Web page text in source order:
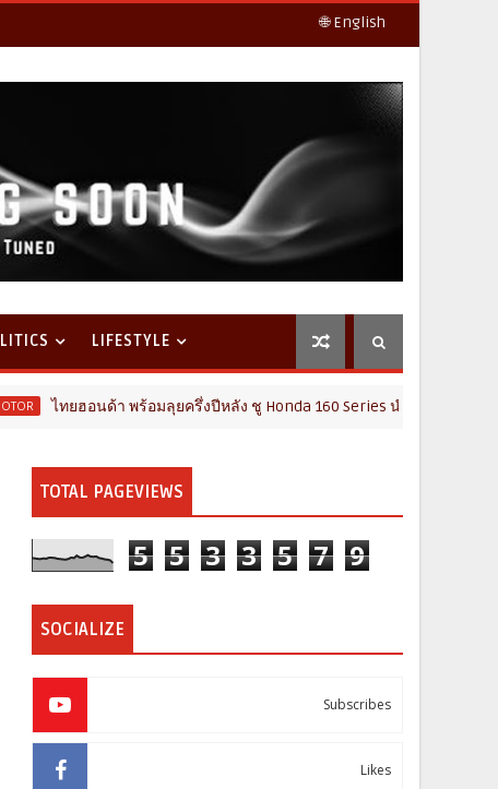
🌐 English
LIFESTYLE
ด้า พร้อมลุยครึ่งปีหลัง ชู Honda 160 Series นำทัพ เปิดตัวรถจักรยานยนต์ใ
TOTAL PAGEVIEWS
5 5 3 3 5 7 9
SOCIALIZE
Subscribes
Likes